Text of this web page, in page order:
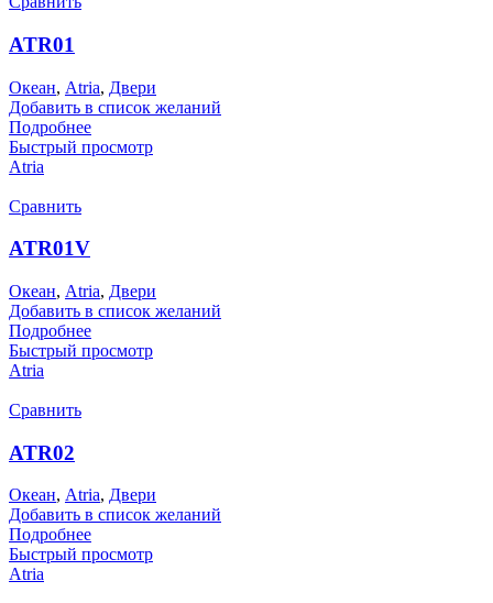
ATR01
Океан, Atria, Двери
Добавить в список желаний
Подробнее
Быстрый просмотр
Atria
Сравнить
ATR01V
Океан, Atria, Двери
Добавить в список желаний
Подробнее
Быстрый просмотр
Atria
Сравнить
ATR02
Океан, Atria, Двери
Добавить в список желаний
Подробнее
Быстрый просмотр
Atria